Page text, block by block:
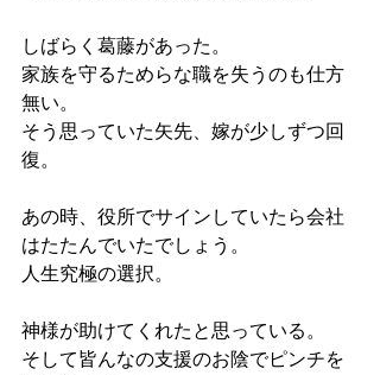
しばらく葛藤があった。
家族を守るためらな職を失うのも仕方
無い。
そう思っていた矢先、嫁が少しずつ回
復。
あの時、役所でサインしていたら会社
はたたんでいたでしょう。
人生究極の選択。
神様が助けてくれたと思っている。
そして皆んなの支援のお陰でピンチを